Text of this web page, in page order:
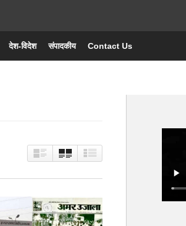
देश-विदेश संपादकीय Contact Us